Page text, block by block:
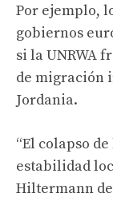
Por ejemplo,
gobiernos
si la UNRWA
de migración
Jordania.
“El colapso
estabilidad
Hiltermann